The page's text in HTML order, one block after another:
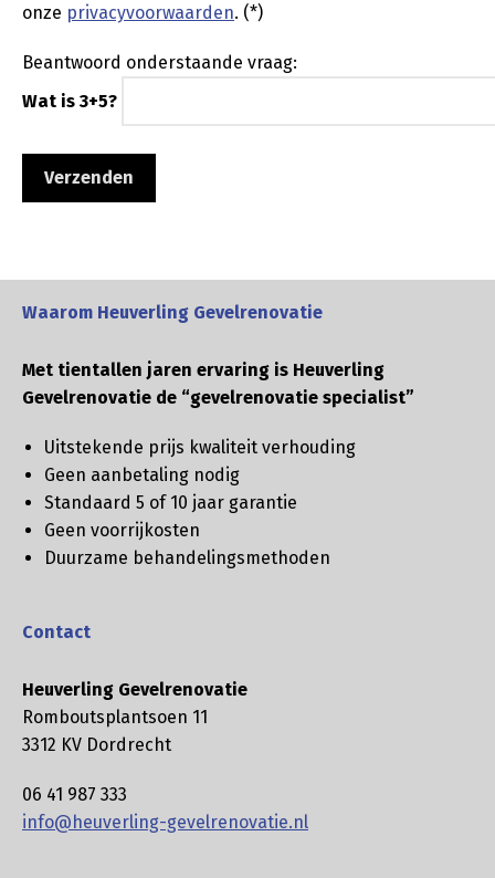
onze privacyvoorwaarden. (*)
Beantwoord onderstaande vraag:
Wat is 3+5?
Waarom Heuverling Gevelrenovatie
Met tientallen jaren ervaring is Heuverling
Gevelrenovatie de “gevelrenovatie specialist”
Uitstekende prijs kwaliteit verhouding
Geen aanbetaling nodig
Standaard 5 of 10 jaar garantie
Geen voorrijkosten
Duurzame behandelingsmethoden
Contact
Heuverling Gevelrenovatie
Romboutsplantsoen 11
3312 KV Dordrecht
06 41 987 333
info@heuverling-gevelrenovatie.nl